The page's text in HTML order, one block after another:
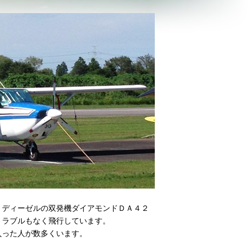
ィーゼルの双発機ダイアモンドＤＡ４２
ブルもなく飛行しています。
た人が数多くいます。